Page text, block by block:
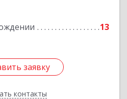
13
заявку
контакты
заявку
Назад